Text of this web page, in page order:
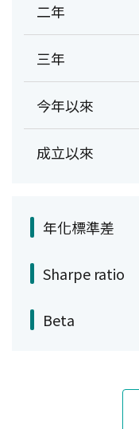
二年
三年
今年以來
成立以來
年化標準差
Sharpe ratio
Beta